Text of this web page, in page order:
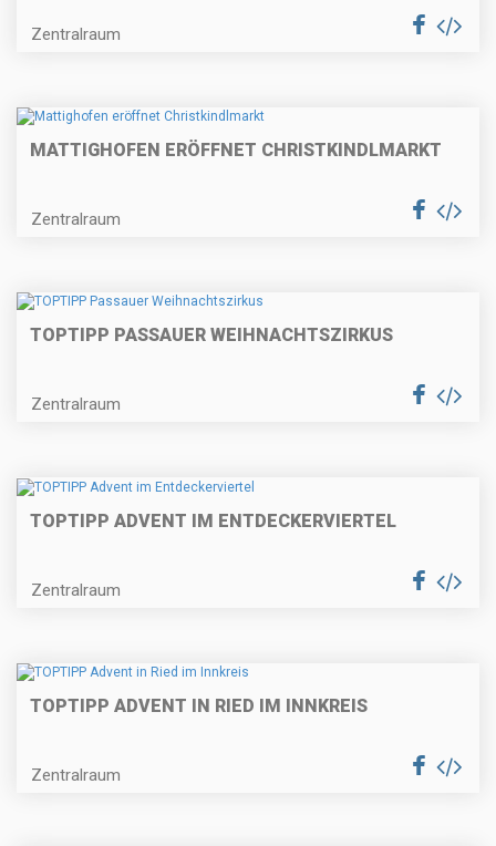
Zentralraum
MATTIGHOFEN ERÖFFNET CHRISTKINDLMARKT
Zentralraum
TOPTIPP PASSAUER WEIHNACHTSZIRKUS
Zentralraum
TOPTIPP ADVENT IM ENTDECKERVIERTEL
Zentralraum
TOPTIPP ADVENT IN RIED IM INNKREIS
Zentralraum